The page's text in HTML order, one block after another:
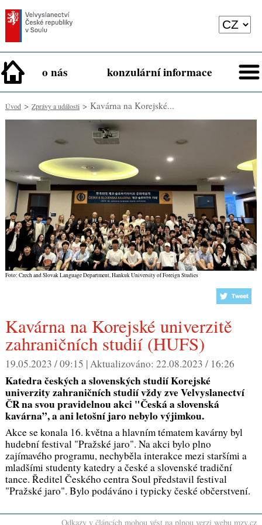
o nás konzulární informace
Úvod> Zprávy a události> Kavárna na Korejské...
Foto: Czech and Slovak Language Department, Hankuk University of Foreign Studies
Kavárna na Korejské univerzitě
zahraničních studií (HUFS)
19.05.2023 / 09:15 |Aktualizováno: 22.08.2023 / 16:26
Katedra českých a slovenských studií Korejské
univerzity zahraničních studií vždy zve Velvyslanectví
ČR na svou pravidelnou akci "Česká a slovenská
kavárna”, a ani letošní jaro nebylo výjimkou.
Akce se konala 16. května a hlavním tématem kavárny byl
hudební festival "Pražské jaro". Na akci bylo plno
zajímavého programu, nechyběla interakce mezi staršími a
mladšími studenty katedry a české a slovenské tradiční
tance. Ředitel Českého centra Soul představil festival
"Pražské jaro". Bylo podáváno i typicky české občerstvení.
Odkazy v článcích mohou vést na plnou verzi webu mzv.cz